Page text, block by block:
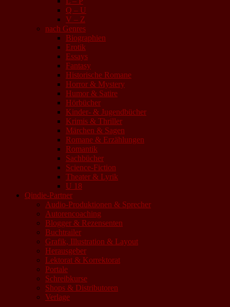
Q – U
V – Z
nach Genres
Biographien
Erotik
Essays
Fantasy
Historische Romane
Horror & Mystery
Humor & Satire
Hörbücher
Kinder- & Jugendbücher
Krimis & Thriller
Märchen & Sagen
Romane & Erzählungen
Romantik
Sachbücher
Science-Fiction
Theater & Lyrik
U 18
Qindie-Partner
Audio-Produktionen & Sprecher
Autorencoaching
Blogger & Rezensenten
Buchtrailer
Grafik, Illustration & Layout
Herausgeber
Lektorat & Korrektorat
Portale
Schreibkurse
Shops & Distributoren
Verlage